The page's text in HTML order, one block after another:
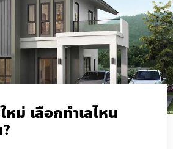
หม่ เลือกทำเลไหน